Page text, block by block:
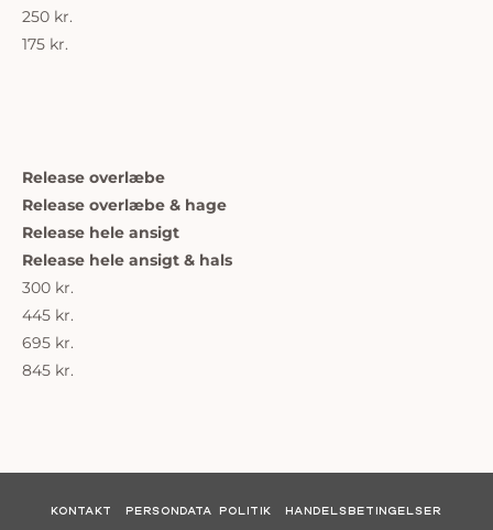
250 kr.
175 kr.
Release overlæbe
Release overlæbe & hage
Release hele ansigt
Release hele ansigt & hals
300 kr.
445 kr.
695 kr.
845 kr.
KONTAKT PERSONDATA POLITIK HANDELSBETINGELSER